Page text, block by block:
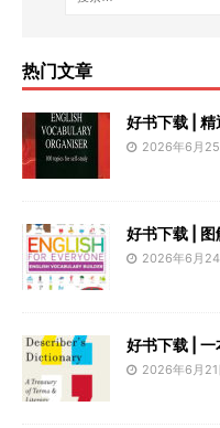
热门文章
好书下载 |
2026年6月25
好书下载 |
2026年6月24
好书下载 | 一
2026年6月21